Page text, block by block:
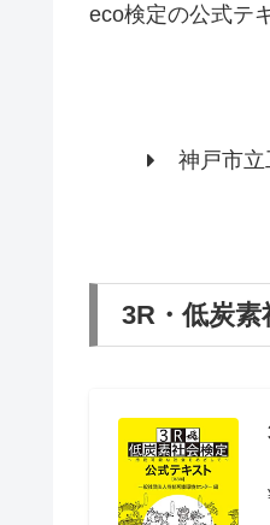
eco検定の公式テ
神戸市
3R・低炭